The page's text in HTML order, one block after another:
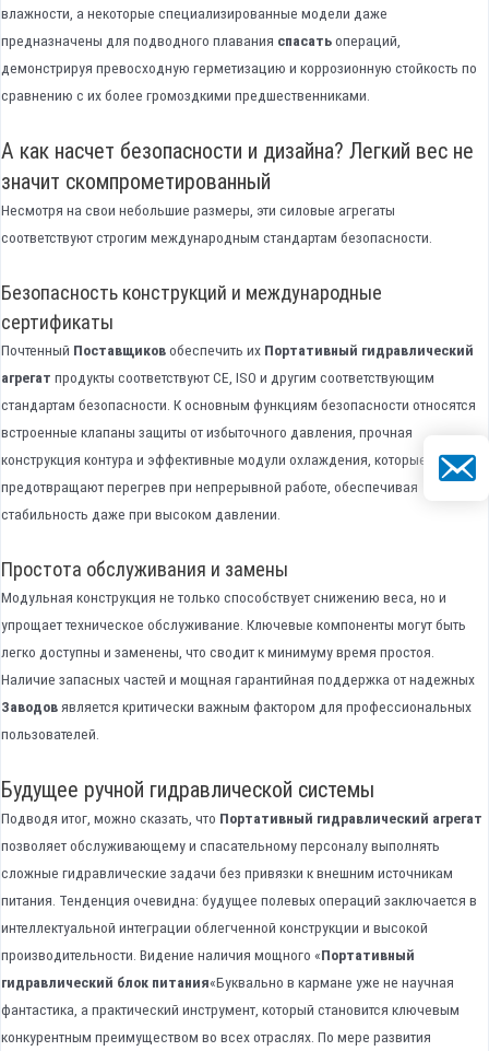
влажности, а некоторые специализированные модели даже
предназначены для подводного плавания спасатьопераций,
демонстрируя превосходную герметизацию и коррозионную стойкость по
сравнению с их более громоздкими предшественниками.
А как насчет безопасности и дизайна? Легкий вес не
значит скомпрометированный
Несмотря на свои небольшие размеры, эти силовые агрегаты
соответствуют строгим международным стандартам безопасности.
Безопасность конструкций и международные
сертификаты
Почтенный Поставщиковобеспечить их Портативный гидравлический
агрегат продукты соответствуют CE, ISO и другим соответствующим
стандартам безопасности. К основным функциям безопасности относятся
встроенные клапаны защиты от избыточного давления, прочная
конструкция контура и эффективные модули охлаждения, которые
предотвращают перегрев при непрерывной работе, обеспечивая
стабильность даже при высоком давлении.
Простота обслуживания и замены
Модульная конструкция не только способствует снижению веса, но и
упрощает техническое обслуживание. Ключевые компоненты могут быть
легко доступны и заменены, что сводит к минимуму время простоя.
Наличие запасных частей и мощная гарантийная поддержка от надежных
Заводов является критически важным фактором для профессиональных
пользователей.
Будущее ручной гидравлической системы
Подводя итог, можно сказать, что Портативный гидравлический агрегат
позволяет обслуживающему и спасательному персоналу выполнять
сложные гидравлические задачи без привязки к внешним источникам
питания. Тенденция очевидна: будущее полевых операций заключается в
интеллектуальной интеграции облегченной конструкции и высокой
производительности. Видение наличия мощного «Портативный
гидравлический блок питания«Буквально в кармане уже не научная
фантастика, а практический инструмент, который становится ключевым
конкурентным преимуществом во всех отраслях. По мере развития